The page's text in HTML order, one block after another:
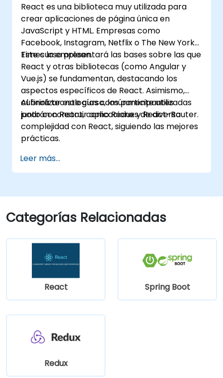
React es una biblioteca muy utilizada para
crear aplicaciones de página única en
JavaScript y HTML. Empresas como
Facebook, Instagram, Netflix o The New York
Times la emplean.
Este curso presentará las bases sobre las que
React y otras bibliotecas (como Angular y
Vue.js) se fundamentan, destacando los
aspectos específicos de React. Asimismo,
cubrirá tecnologías comúnmente utilizadas
junto con React, como Redux y React-Router.
Al finalizar este curso, los participantes
podrán construir aplicaciones de diversa
complejidad con React, siguiendo las mejores
prácticas.
Leer más...
Categorías Relacionadas
React Spring Boot
Redux